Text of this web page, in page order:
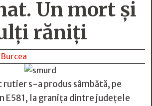
Un mort și
răniți
rutier s-a produs sâmbătă, pe
E581, la granița dintre județele